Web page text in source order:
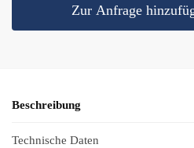
Zur Anfrage
Beschreibung
Technische Daten